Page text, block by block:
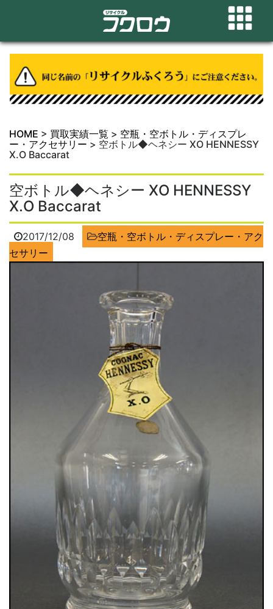
HOME > 買取実績一覧 > 空瓶・空ボトル・ディスプレ
ー・アクセサリー > 空ボトル◆ヘネシー XO HENNESSY
X.O Baccarat
空ボトル◆ヘネシー XO HENNESSY
X.O Baccarat
2017/12/08
空瓶・空ボトル・ディスプレー・アク
セサリー